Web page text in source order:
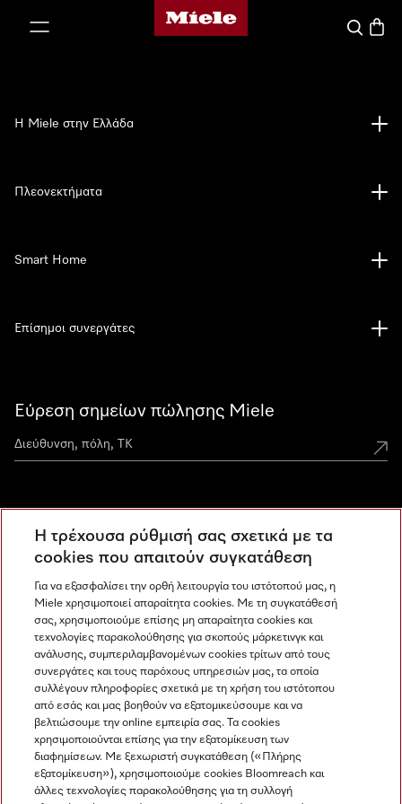
Αρχική σελίδα της Miele
Εύρεση σημείων πώλησης Miele
Ανακαλύψτε τα Miele Experience Center
Newsletter
Η Miele στην Ελλάδα
Πλεονεκτήματα
Smart Home
Επίσημοι συνεργάτες
Miele στο Instagram
Miele στο Facebook
Miele στο Youtube
Η τρέχουσα ρύθμισή σας σχετικά με τα
cookies που απαιτούν συγκατάθεση
Για να εξασφαλίσει την ορθή λειτουργία του ιστότοπού μας, η
Miele χρησιμοποιεί απαραίτητα cookies. Με τη συγκατάθεσή
σας, χρησιμοποιούμε επίσης μη απαραίτητα cookies και
τεχνολογίες παρακολούθησης για σκοπούς μάρκετινγκ και
ανάλυσης, συμπεριλαμβανομένων cookies τρίτων από τους
συνεργάτες και τους παρόχους υπηρεσιών μας, τα οποία
συλλέγουν πληροφορίες σχετικά με τη χρήση του ιστότοπου
από εσάς και μας βοηθούν να εξατομικεύσουμε και να
βελτιώσουμε την online εμπειρία σας. Τα cookies
χρησιμοποιούνται επίσης για την εξατομίκευση των
διαφημίσεων. Με ξεχωριστή συγκατάθεση («Πλήρης
εξατομίκευση»), χρησιμοποιούμε cookies Bloomreach και
άλλες τεχνολογίες παρακολούθησης για τη συλλογή